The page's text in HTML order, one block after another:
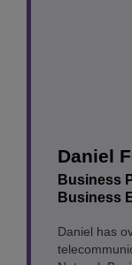
Daniel
Business
Business
Daniel has